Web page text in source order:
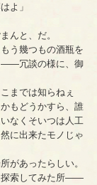
よ」
んと、だ。
う幾つもの酒瓶を
――冗談の様に、御
までは知らねぇ
もどうかすら、誰
なくそいつは人工
に出来たモノじゃ
があったらしい。
探索してみた所――